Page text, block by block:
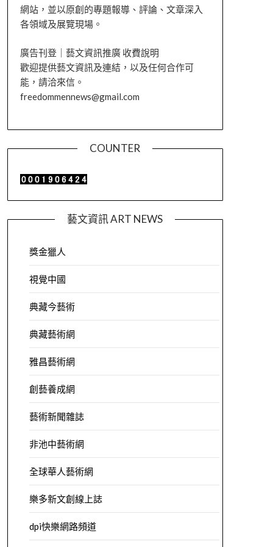
網站，並以原創的專題報導、評論、文章深入
各領域及展覽現場。
廣告刊登｜藝文資訊推廣 收費說明
歡迎提供藝文資訊及連結，以及任何合作可
能，請洽來信。
freedommennews@gmail.com
COUNTER
藝文資訊 ART NEWS
獎金獵人
視覺中國
典藏今藝術
典藏藝術網
雅昌藝術網
創藝養成網
藝術新聞雜誌
非池中藝術網
全球華人藝術網
樂多新文創線上誌
dpi快樂網路頻道